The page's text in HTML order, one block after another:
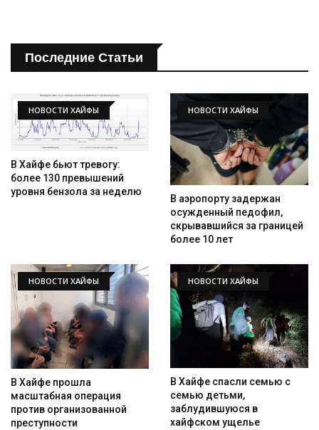
Искать
Последние Статьи
НОВОСТИ ХАЙФЫ
В Хайфе бьют тревогу:
более 130 превышений
уровня бензола за неделю
НОВОСТИ ХАЙФЫ
В аэропорту задержан
осужденный педофил,
скрывавшийся за границей
более 10 лет
НОВОСТИ ХАЙФЫ
В Хайфе прошла
масштабная операция
против организованной
преступности
НОВОСТИ ХАЙФЫ
В Хайфе спасли семью с
семью детьми,
заблудившуюся в
хайфском ущелье